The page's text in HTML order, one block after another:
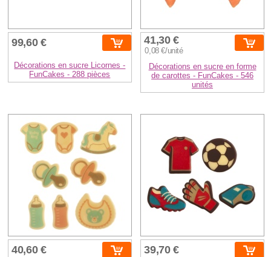
99,60 €
Décorations en sucre Licornes -
FunCakes - 288 pièces
41,30 €
0,08 €/unité
Décorations en sucre en forme
de carottes - FunCakes - 546
unités
40,60 € 39,70 €